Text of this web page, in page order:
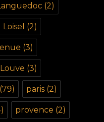
(2)
Loisel (2)
(3)
(3)
(79) paris (2)
provence (2)